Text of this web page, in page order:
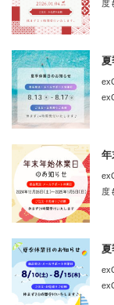
度
夏
年
度
夏